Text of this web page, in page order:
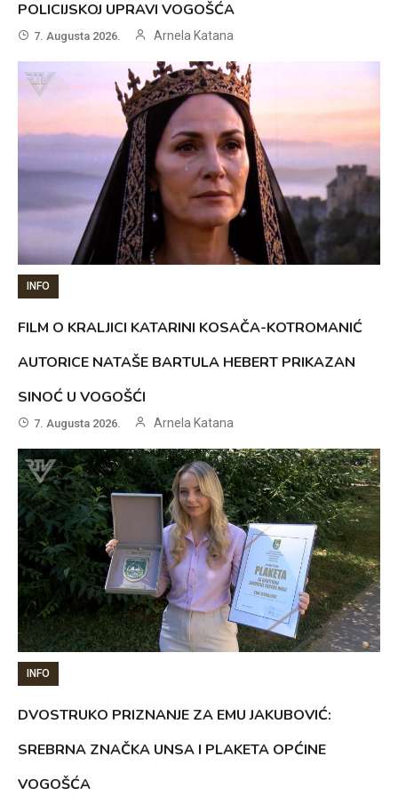
POLICIJSKOJ UPRAVI VOGOŠĆA
7. Augusta 2026. Arnela Katana
INFO
FILM O KRALJICI KATARINI KOSAČA-KOTROMANIĆ
AUTORICE NATAŠE BARTULA HEBERT PRIKAZAN
SINOĆ U VOGOŠĆI
7. Augusta 2026. Arnela Katana
INFO
DVOSTRUKO PRIZNANJE ZA EMU JAKUBOVIĆ:
SREBRNA ZNAČKA UNSA I PLAKETA OPĆINE
VOGOŠĆA